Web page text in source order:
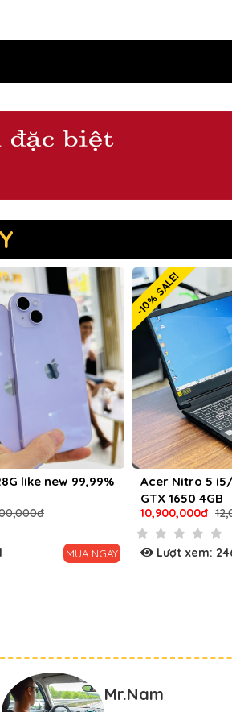
-10% SALE!
Acer Nitro 5 i5/10300H 16G 512G
10,900,000đ 12,000,000đ
Lượt xem: 2466 MUA NGAY
Mr.Nam